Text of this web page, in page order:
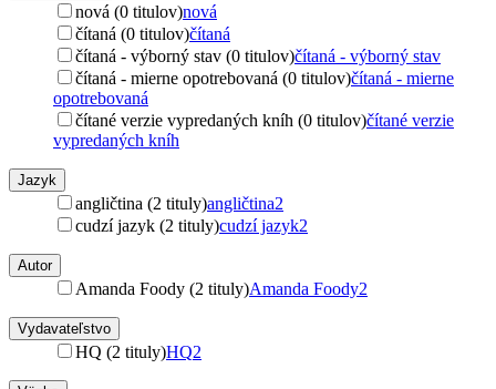
nová (0 titulov)nová
čítaná (0 titulov)čítaná
čítaná - výborný stav (0 titulov)čítaná - výborný stav
čítaná - mierne opotrebovaná (0 titulov)čítaná - mierne
opotrebovaná
čítané verzie vypredaných kníh (0 titulov)čítané verzie
vypredaných kníh
Jazyk
angličtina (2 tituly)angličtina2
cudzí jazyk (2 tituly)cudzí jazyk2
Autor
Amanda Foody (2 tituly)Amanda Foody2
Vydavateľstvo
HQ (2 tituly)HQ2